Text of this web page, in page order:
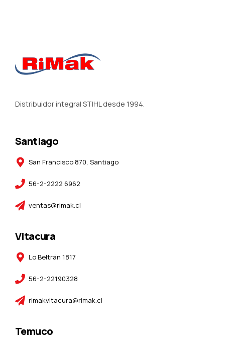
Distribuidor integral STIHL desde 1994.
Santiago
San Francisco 870, Santiago
56-2-2222 6962
ventas@rimak.cl
Vitacura
Lo Beltrán 1817
56-2-22190328
rimakvitacura@rimak.cl
Temuco